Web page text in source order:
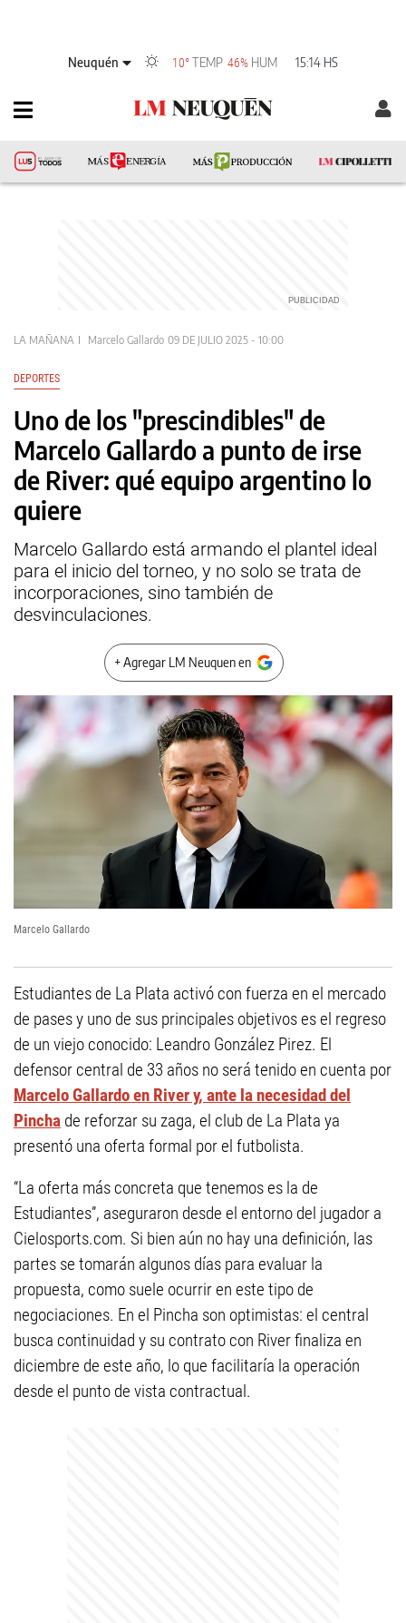
Neuquén 10°TEMP 46% HUM 15:14 HS
LA MAÑANA Marcelo Gallardo 09 DE JULIO 2025 - 10:00
DEPORTES
Uno de los "prescindibles" de
Marcelo Gallardo a punto de irse
de River: qué equipo argentino lo
quiere
Marcelo Gallardo está armando el plantel ideal
para el inicio del torneo, y no solo se trata de
incorporaciones, sino también de
desvinculaciones.
+ Agregar LM Neuquen en
Marcelo Gallardo
Estudiantes de La Plata activó con fuerza en el mercado
de pases y uno de sus principales objetivos es el regreso
de un viejo conocido: Leandro González Pirez. El
defensor central de 33 años no será tenido en cuenta por
Marcelo Gallardo en River y, ante la necesidad del
Pincha de reforzar su zaga, el club de La Plata ya
presentó una oferta formal por el futbolista.
“La oferta más concreta que tenemos es la de
Estudiantes”, aseguraron desde el entorno del jugador a
Cielosports.com. Si bien aún no hay una definición, las
partes se tomarán algunos días para evaluar la
propuesta, como suele ocurrir en este tipo de
negociaciones. En el Pincha son optimistas: el central
busca continuidad y su contrato con River finaliza en
diciembre de este año, lo que facilitaría la operación
desde el punto de vista contractual.